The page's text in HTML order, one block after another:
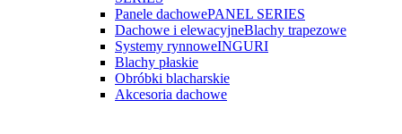
Panele dachowePANEL SERIES
Dachowe i elewacyjneBlachy trapezowe
Systemy rynnoweINGURI
Blachy płaskie
Obróbki blacharskie
Akcesoria dachowe